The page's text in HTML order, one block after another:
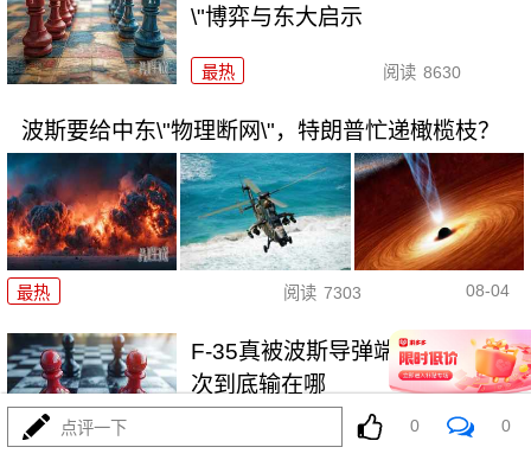
\"博弈与东大启示
最热 阅读 8630
波斯要给中东\"物理断网\"，特朗普忙递橄榄枝？
最热 阅读 7303 08-04
F-35真被波斯导弹端了！美军这
次到底输在哪
7102
点评一下 0 0